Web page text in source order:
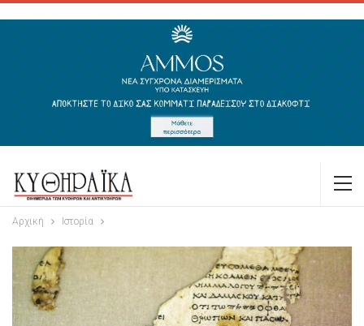
Αρχική Ιστορία